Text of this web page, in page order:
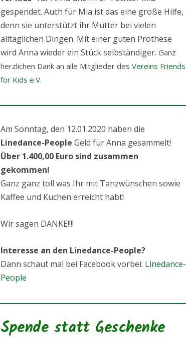
gespendet. Auch für Mia ist das eine große Hilfe,
denn sie unterstützt ihr Mutter bei vielen
alltäglichen Dingen. Mit einer guten Prothese
wird Anna wieder ein Stück selbständiger. Ganz
herzlichen Dank an alle Mitglieder des Vereins Friends
for Kids e.V.
Am Sonntag, den 12.01.2020 haben die
Linedance-People Geld für Anna gesammelt!
Über 1.400,00 Euro sind zusammen
gekommen!
Ganz ganz toll was Ihr mit Tanzwünschen sowie
Kaffee und Kuchen erreicht habt!
Wir sagen DANKE!!!!
Interesse an den Linedance-People?
Dann schaut mal bei Facebook vorbei: Linedance-
People
Spende statt Geschenke